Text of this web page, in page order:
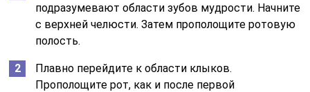
подразумевают области зубов мудрости. Начните
с верхней челюсти. Затем прополощите ротовую
полость.
Плавно перейдите к области клыков.
Прополощите рот, как и после первой